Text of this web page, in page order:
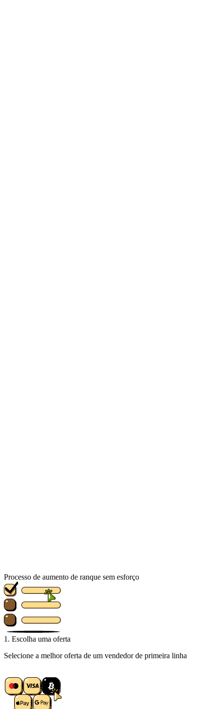
Processo de aumento de ranque sem esforço
1. Escolha uma oferta
Selecione a melhor oferta de um vendedor de primeira linha